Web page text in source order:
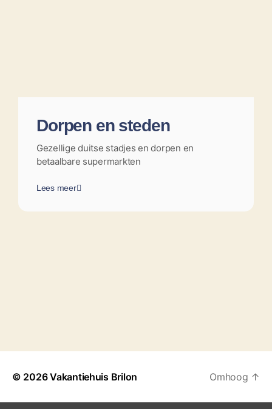
Dorpen en steden
Gezellige duitse stadjes en dorpen en
betaalbare supermarkten
Lees meer
© 2026Vakantiehuis Brilon Omhoog ↑